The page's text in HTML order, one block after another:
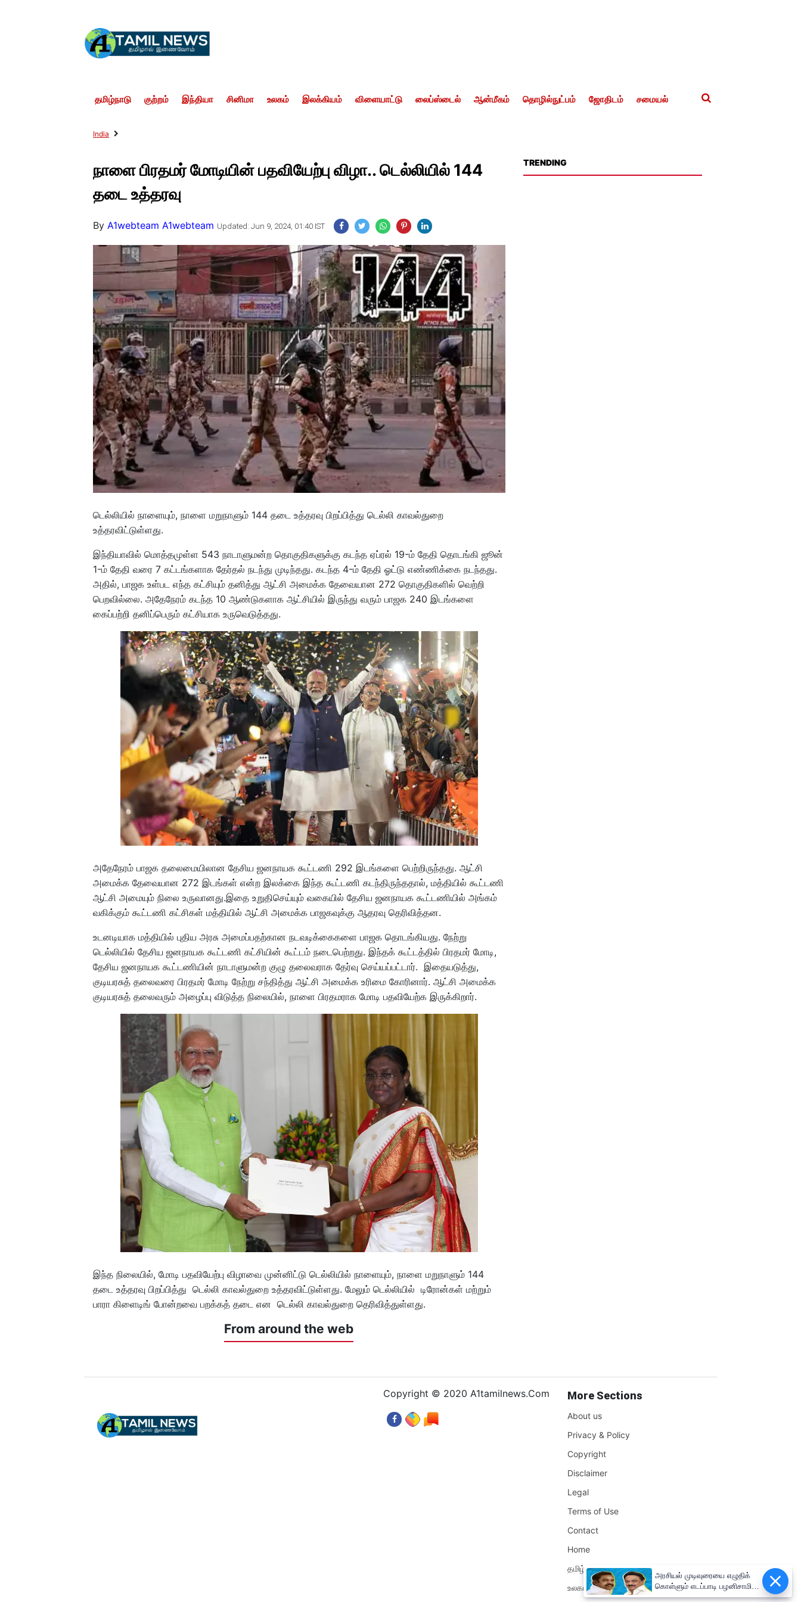
தமிழ்நாடு குற்றம் இந்தியா சினிமா உலகம் இலக்கியம் விளையாட்டு லைப்ஸ்டைல் ஆன்மீகம் தொழில்நுட்பம் ஜோதிடம் சமையல்
India
நாளை பிரதமர் மோடியின் பதவியேற்பு விழா.. டெல்லியில் 144
தடை உத்தரவு
ByA1webteam A1webteam Updated: Jun 9, 2024, 01:40 IST
டெல்லியில் நாளையும், நாளை மறுநாளும் 144 தடை உத்தரவு பிறப்பித்து டெல்லி காவல்துறை
உத்தரவிட்டுள்ளது.
இந்தியாவில் மொத்தமுள்ள 543 நாடாளுமன்ற தொகுதிகளுக்கு கடந்த ஏப்ரல் 19-ம் தேதி தொடங்கி ஜூன்
1-ம் தேதி வரை 7 கட்டங்களாக தேர்தல் நடந்து முடிந்தது. கடந்த 4-ம் தேதி ஓட்டு எண்ணிக்கை நடந்தது.
அதில், பாஜக உள்பட எந்த கட்சியும் தனித்து ஆட்சி அமைக்க தேவையான 272 தொகுதிகளில் வெற்றி
பெறவில்லை. அதேநேரம் கடந்த 10 ஆண்டுகளாக ஆட்சியில் இருந்து வரும் பாஜக 240 இடங்களை
கைப்பற்றி தனிப்பெரும் கட்சியாக உருவெடுத்தது.
அதேநேரம் பாஜக தலைமையிலான தேசிய ஜனநாயக கூட்டணி 292 இடங்களை பெற்றிருந்தது. ஆட்சி
அமைக்க தேவையான 272 இடங்கள் என்ற இலக்கை இந்த கூட்டணி கடந்திருந்ததால், மத்தியில் கூட்டணி
ஆட்சி அமையும் நிலை உருவானது.இதை உறுதிசெய்யும் வகையில் தேசிய ஜனநாயக கூட்டணியில் அங்கம்
வகிக்கும் கூட்டணி கட்சிகள் மத்தியில் ஆட்சி அமைக்க பாஜகவுக்கு ஆதரவு தெரிவித்தன.
உடனடியாக மத்தியில் புதிய அரசு அமைப்பதற்கான நடவடிக்கைகளை பாஜக தொடங்கியது. நேற்று
டெல்லியில் தேசிய ஜனநாயக கூட்டணி கட்சியின் கூட்டம் நடைபெற்றது. இந்தக் கூட்டத்தில் பிரதமர் மோடி,
தேசிய ஜனநாயக கூட்டணியின் நாடாளுமன்ற குழு தலைவராக தேர்வு செய்யப்பட்டார். இதையடுத்து,
குடியரசுத் தலைவரை பிரதமர் மோடி நேற்று சந்தித்து ஆட்சி அமைக்க உரிமை கோரினார். ஆட்சி அமைக்க
குடியரசுத் தலைவரும் அழைப்பு விடுத்த நிலையில், நாளை பிரதமராக மோடி பதவியேற்க இருக்கிறார்.
இந்த நிலையில், மோடி பதவியேற்பு விழாவை முன்னிட்டு டெல்லியில் நாளையும், நாளை மறுநாளும் 144
தடை உத்தரவு பிறப்பித்து டெல்லி காவல்துறை உத்தரவிட்டுள்ளது. மேலும் டெல்லியில் டிரோன்கள் மற்றும்
பாரா கிளைடிங் போன்றவை பறக்கத் தடை என டெல்லி காவல்துறை தெரிவித்துள்ளது.
From around the web
TRENDING
Copyright © 2020 A1tamilnews.Com More Sections
About us
Privacy & Policy
Copyright
Disclaimer
Legal
Terms of Use
Contact
Home
தமிழ்நாடு
உலகம்
அரசியல் முடிவுரையை எழுதிக்
கொள்ளும் எடப்பாடி பழனிசாமி!!
முதலமைச்சர் மு.க.ஸ்டாலின்